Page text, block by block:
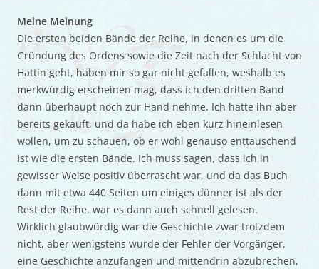
Meine Meinung
Die ersten beiden Bände der Reihe, in denen es um die
Gründung des Ordens sowie die Zeit nach der Schlacht von
Hattin geht, haben mir so gar nicht gefallen, weshalb es
merkwürdig erscheinen mag, dass ich den dritten Band
dann überhaupt noch zur Hand nehme. Ich hatte ihn aber
bereits gekauft, und da habe ich eben kurz hineinlesen
wollen, um zu schauen, ob er wohl genauso enttäuschend
ist wie die ersten Bände. Ich muss sagen, dass ich in
gewisser Weise positiv überrascht war, und da das Buch
dann mit etwa 440 Seiten um einiges dünner ist als der
Rest der Reihe, war es dann auch schnell gelesen.
Wirklich glaubwürdig war die Geschichte zwar trotzdem
nicht, aber wenigstens wurde der Fehler der Vorgänger,
eine Geschichte anzufangen und mittendrin abzubrechen,